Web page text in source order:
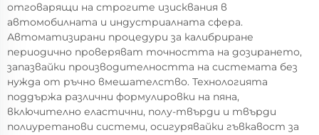
отговарящи на строгите изисквания в
автомобилната и индустриалната сфера.
Автоматизирани процедури за калибриране
периодично проверяват точността на дозирането,
запазвайки производителността на системата без
нужда от ръчно вмешателство. Технологията
поддържа различни формулировки на пяна,
включително еластични, полу-твърди и твърди
полиуретанови системи, осигурявайки гъвкавост за